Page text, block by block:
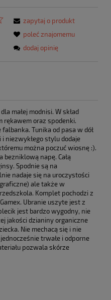
zapytaj o produkt
poleć znajomemu
dodaj opinię
małej modnisi. W skład
rękawem oraz spodenki.
Tunika od pasa w dół
niezwykłego stylu dodaje
można poczuć wiosnę :).
napę. Całą
Spodnie są na
nadaje się na uroczystości
ale także w
Komplet pochodzi z
Ubranie uszyte jest z
jest bardzo wygodny, nie
jakości dzianiny organiczne
Nie mechacą się i nie
trwałe i odporne
pozwala skórze